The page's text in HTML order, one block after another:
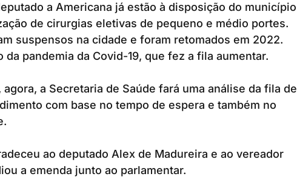
a Americana já estão à disposição do município
de cirurgias eletivas de pequeno e médio portes.
suspensos na cidade e foram retomados em 2022.
pandemia da Covid-19, que fez a fila aumentar.
a Secretaria de Saúde fará uma análise da fila de
com base no tempo de espera e também no
ao deputado Alex de Madureira e ao vereador
a emenda junto ao parlamentar.